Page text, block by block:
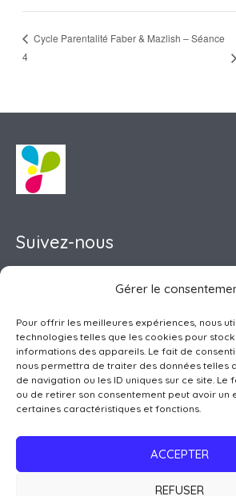
Gérer le
Pour offrir les meilleures expériences, nous
technologies telles que les cookies pour
informations des appareils. Le fait de
nous permettra de traiter des données telles
de navigation ou les ID uniques sur ce site. Le
ou de retirer son consentement peut avoir un
certaines caractéristiques et fonctions.
ACCEPTER
REFUSER
Cycle Parentalité Faber & Mazlish – Séance
4
Suivez-nous
Pôle Petite Enfance
Accueil de Loisirs
Club Ados
Pôle Famille
Point Info Séniors
Activités Enfants-
Services à la